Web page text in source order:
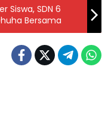
Siswa, SDN 6
Bersama